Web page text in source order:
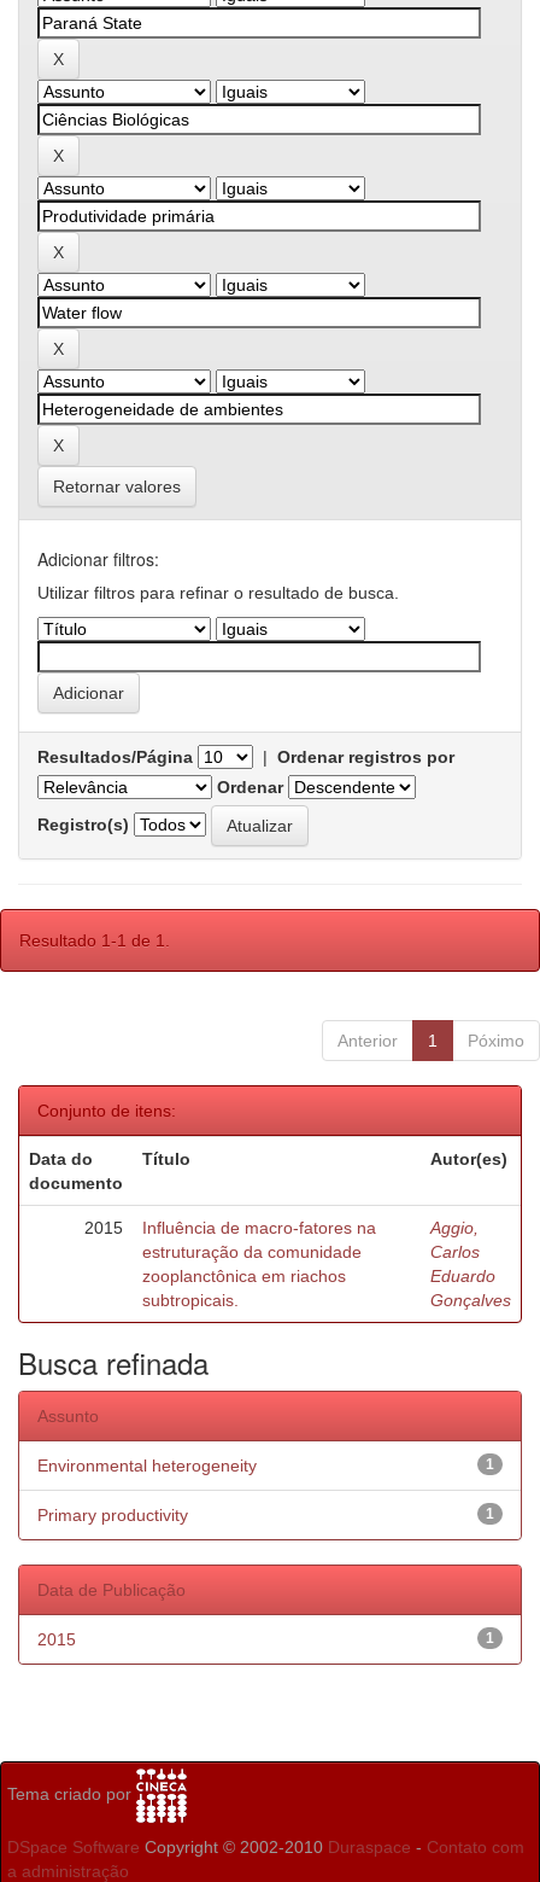
Retornar valores
Adicionar filtros:
Utilizar filtros para refinar o resultado de busca.
Resultados/Página | Ordenar registros por
Ordenar
Registro(s)
Resultado 1-1 de 1.
Anterior 1 Póximo
Conjunto de itens:
Data do
documento
Título Autor(es)
2015
Influência de macro-fatores na
estruturação da comunidade
zooplanctônica em riachos
subtropicais.
Aggio,
Carlos
Eduardo
Gonçalves
Busca refinada
Assunto
1
Environmental heterogeneity
1
Primary productivity
Data de Publicação
1
2015
Tema criado por
DSpace Software Copyright © 2002-2010 Duraspace - Contato com
a administração